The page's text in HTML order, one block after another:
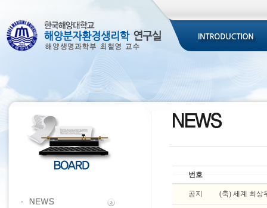
번호
공지 (축) 세계 최상